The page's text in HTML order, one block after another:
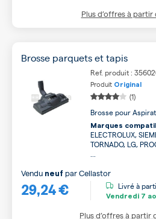
Plus d’offres à partir
Brosse parquets et tapis
Ref. produit :
Produit Original
(1)
Brosse pour
Marques
ELECTROLUX,
TORNADO, LG,
29,24 €
Vendu neuf parCellastor
Livré à
Vendredi 7
Plus d’offres à partir